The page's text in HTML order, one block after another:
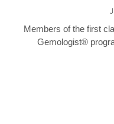
Members of the first
Gemologist®